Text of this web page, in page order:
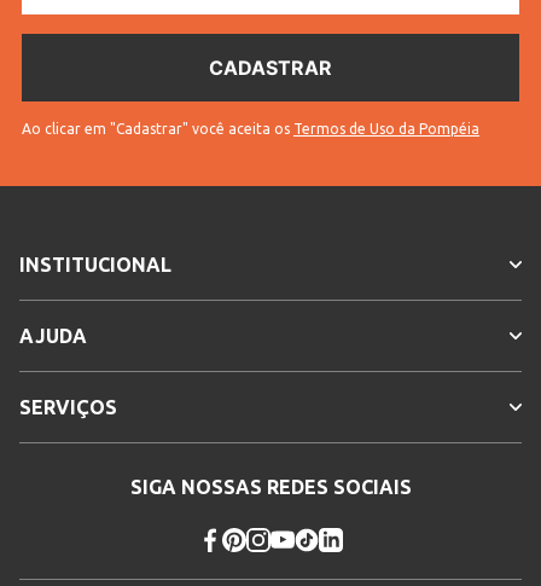
Ao clicar em "Cadastrar" você aceita os Termos de Uso da Pompéia
INSTITUCIONAL
AJUDA
SERVIÇOS
SIGA NOSSAS REDES SOCIAIS